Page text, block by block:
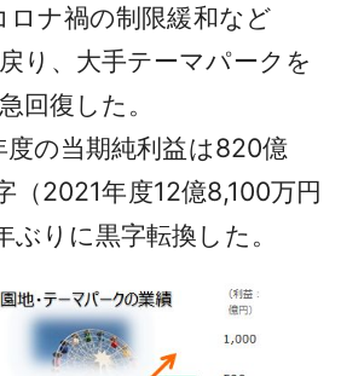
ナ禍の制限緩和など
り、大手テーマパークを
回復した。
の当期純利益は820億
（2021年度12億8,100万円
りに黒字転換した。